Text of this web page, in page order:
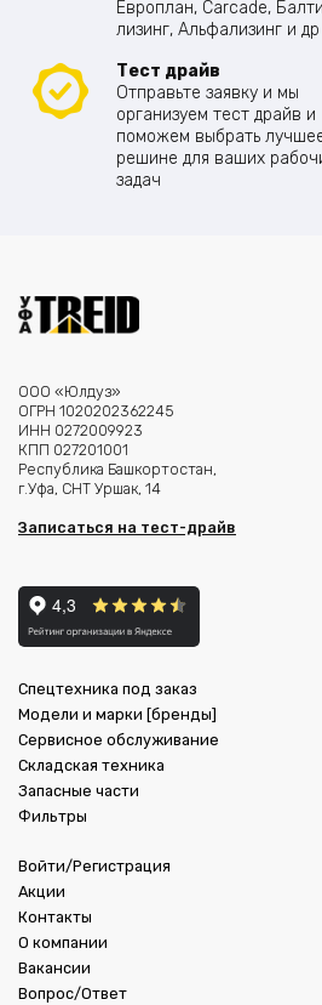
Европлан, Carcade,
лизинг, Альфализинг и др
Тест драйв
Отправьте заявку и мы
организуем тест драйв и
поможем выбрать
решине для ваших
задач
ООО «Юлдуз»
ОГРН 1020202362245
ИНН 0272009923
КПП 027201001
Республика Башкортостан,
г.Уфа, СНТ Уршак, 14
Записаться на тест-драйв
Спецтехника под заказ
Модели и марки [бренды]
Сервисное обслуживание
Складская техника
Запасные части
Фильтры
Войти/Регистрация
Акции
Контакты
О компании
Вакансии
Вопрос/Ответ